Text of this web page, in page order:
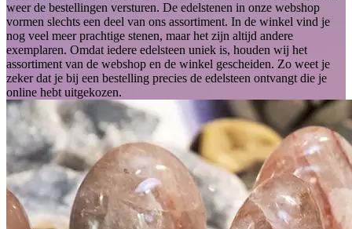
weer de bestellingen versturen. De edelstenen in onze webshop
vormen slechts een deel van ons assortiment. In de winkel vind je
nog veel meer prachtige stenen, maar het zijn altijd andere
exemplaren. Omdat iedere edelsteen uniek is, houden wij het
assortiment van de webshop en de winkel gescheiden. Zo weet je
zeker dat je bij een bestelling precies de edelsteen ontvangt die je
online hebt uitgekozen.